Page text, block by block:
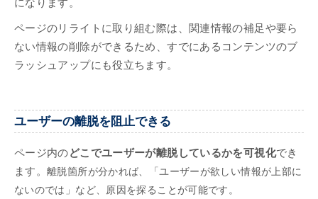
になります。
ページのリライトに取り組む際は、関連情報の補足や要ら
ない情報の削除ができるため、すでにあるコンテンツのブ
ラッシュアップにも役立ちます。
ユーザーの離脱を阻止できる
ページ内のどこでユーザーが離脱しているかを可視化でき
ます。離脱箇所が分かれば、「ユーザーが欲しい情報が上部に
ないのでは」など、原因を探ることが可能です。